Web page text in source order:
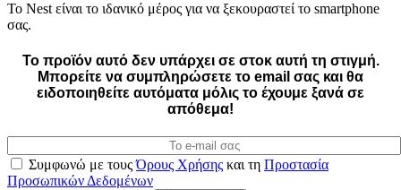
Το Nest είναι το ιδανικό μέρος για να ξεκουραστεί το smartphone
σας.
Το προϊόν αυτό δεν υπάρχει σε στοκ αυτή τη στιγμή.
Mπορείτε να συμπληρώσετε το email σας και θα
ειδοποιηθείτε αυτόματα μόλις το έχουμε ξανά σε
απόθεμα!
Συμφωνώ με τουςΌρους Χρήσης και τη Προστασία
Προσωπικών Δεδομένων